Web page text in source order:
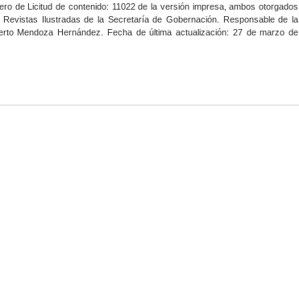
de Licitud de contenido: 11022 de la versión impresa, ambos otorgados
Ilustradas de la Secretaría de Gobernación. Responsable de la
Mendoza Hernández. Fecha de última actualización: 27 de marzo de